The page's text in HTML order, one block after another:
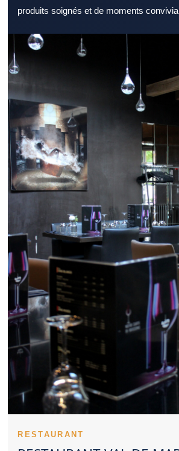
produits soignés et de moments
S’orienter vers un Restaurant Val de
avant de réserver une table. Un Restaurant
représente une option idéale pour de
L’atmosphère proposée par un Restaurant
autant que la cuisine. La richesse de l’offre
Restaurant Val de Marne peut faire la
bien choisis renforcent l’image d’un
L’attention portée aux clients améliore la
Restaurant Val de Marne. Un Restaurant
placé facilite les sorties entre amis ou en
Val de Marne capable de servir
dîner réussi passe souvent par un
l’ambiance soignée. Le cadre professionnel
s’accorder avec un Restaurant Val de
Restaurant Val de Marne convainc plus
cohérent sur les prix. Des spécialités
réputation d’un Restaurant Val de Marne.
qualité essentielle pour un Restaurant Val
Consulter les impressions des clients
Restaurant Val de Marne. L’orientation
Val de Marne peut répondre à des envies
réservation préalable reste souvent utile
de Marne demandé. Pour une sortie avec
Restaurant Val de Marne bien pensé est
Restaurant Val de Marne peut également
moment romantique. Le dressage des
haut de gamme d’un Restaurant Val de
matière d’hygiène valorise tout Restaurant
Trouver un Restaurant Val de Marne
considérer plusieurs critères.
Un Restaurant Val de Marne peut se
dans son secteur. L’univers d’un
découvre dès les premières minutes. Le
renforce la crédibilité d’un Restaurant Val
chaque plat. Les entrées permettent à un
RESTAURANT